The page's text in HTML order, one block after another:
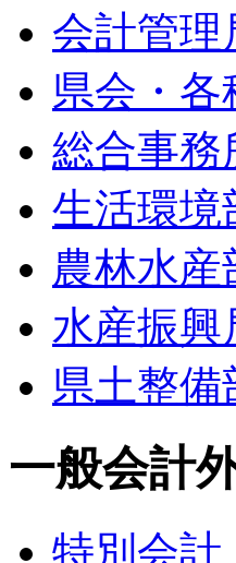
会計管理
県会・各
総合事務
生活環境
農林水産
水産振興
県土整備
一般会計
特別会計